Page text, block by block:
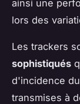
ainsi une
lors des
Les trackers
sophistiqués
d'incidence
transmises à